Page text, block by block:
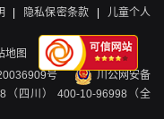
| 隐私保密条款 | 儿童个人
地图
号
川公网安备
（四川） 400-10-96998（全